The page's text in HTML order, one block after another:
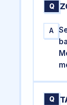
Q
A
Q